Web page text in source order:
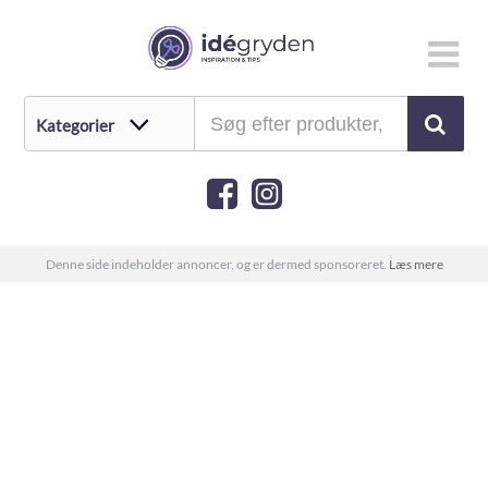
Denne side indeholder annoncer, og er dermed sponsoreret. Læs mere